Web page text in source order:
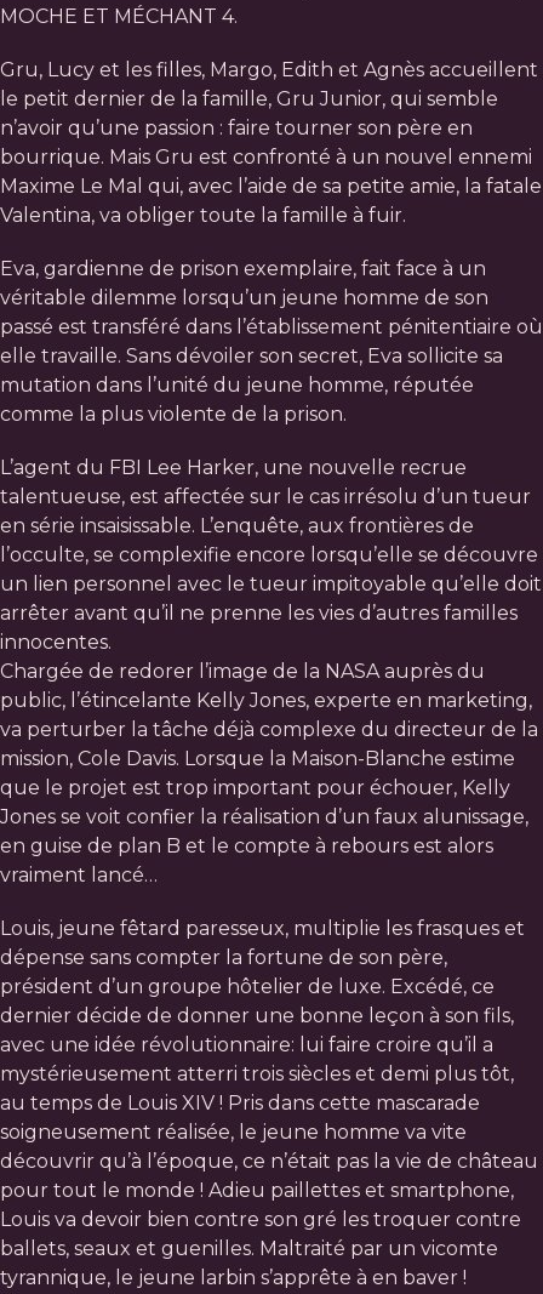
MOCHE ET MÉCHANT 4.
Gru, Lucy et les filles, Margo, Edith et Agnès accueillent
le petit dernier de la famille, Gru Junior, qui semble
n’avoir qu’une passion : faire tourner son père en
bourrique. Mais Gru est confronté à un nouvel ennemi
Maxime Le Mal qui, avec l’aide de sa petite amie, la fatale
Valentina, va obliger toute la famille à fuir.
Eva, gardienne de prison exemplaire, fait face à un
véritable dilemme lorsqu’un jeune homme de son
passé est transféré dans l’établissement pénitentiaire où
elle travaille. Sans dévoiler son secret, Eva sollicite sa
mutation dans l’unité du jeune homme, réputée
comme la plus violente de la prison.
L’agent du FBI Lee Harker, une nouvelle recrue
talentueuse, est affectée sur le cas irrésolu d’un tueur
en série insaisissable. L’enquête, aux frontières de
l’occulte, se complexifie encore lorsqu’elle se découvre
un lien personnel avec le tueur impitoyable qu’elle doit
arrêter avant qu’il ne prenne les vies d’autres familles
innocentes.
Chargée de redorer l’image de la NASA auprès du
public, l’étincelante Kelly Jones, experte en marketing,
va perturber la tâche déjà complexe du directeur de la
mission, Cole Davis. Lorsque la Maison-Blanche estime
que le projet est trop important pour échouer, Kelly
Jones se voit confier la réalisation d’un faux alunissage,
en guise de plan B et le compte à rebours est alors
vraiment lancé…
Louis, jeune fêtard paresseux, multiplie les frasques et
dépense sans compter la fortune de son père,
président d’un groupe hôtelier de luxe. Excédé, ce
dernier décide de donner une bonne leçon à son fils,
avec une idée révolutionnaire: lui faire croire qu’il a
mystérieusement atterri trois siècles et demi plus tôt,
au temps de Louis XIV ! Pris dans cette mascarade
soigneusement réalisée, le jeune homme va vite
découvrir qu’à l’époque, ce n’était pas la vie de château
pour tout le monde ! Adieu paillettes et smartphone,
Louis va devoir bien contre son gré les troquer contre
ballets, seaux et guenilles. Maltraité par un vicomte
tyrannique, le jeune larbin s’apprête à en baver !